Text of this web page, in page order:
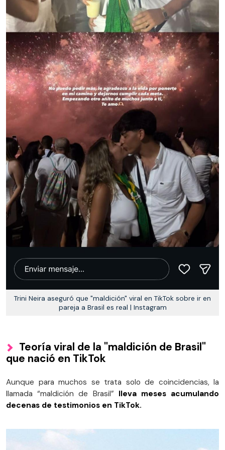
Trini Neira aseguró que "maldición" viral en TikTok sobre ir en
pareja a Brasil es real | Instagram
Teoría viral de la "maldición de Brasil"
que nació en TikTok
Aunque para muchos se trata solo de coincidencias, la
llamada “maldición de Brasil” lleva meses acumulando
decenas de testimonios en TikTok.